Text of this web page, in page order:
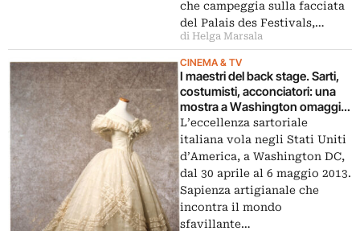
che campeggia sulla facciata
del Palais des Festivals,…
di Helga Marsala
CINEMA & TV
I maestri del back stage. Sarti,
costumisti, acconciatori: una
mostra a Washington omaggia
le mani esperte delle
maestranze invisibili. Tutta
l’eccellenza artigianale italiana
L’eccellenza sartoriale
italiana vola negli Stati Uniti
d’America, a Washington DC,
dal 30 aprile al 6 maggio 2013.
Sapienza artigianale che
incontra il mondo
sfavillante…